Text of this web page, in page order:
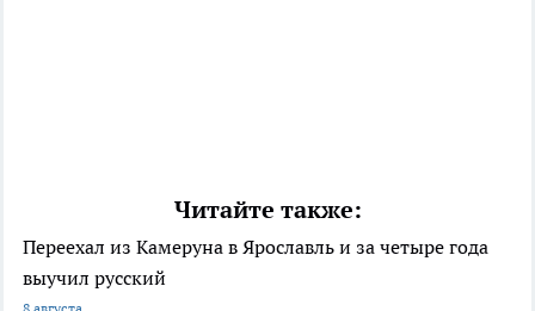
Читайте также:
Переехал из Камеруна в Ярославль и за четыре года
выучил русский